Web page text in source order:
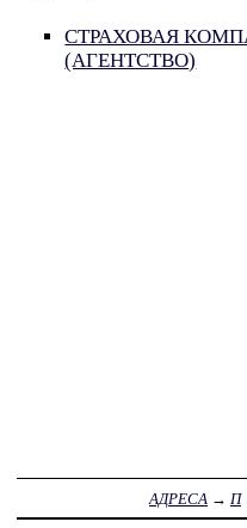
СТРАХОВАЯ
(АГЕНТСТВО)
АДРЕСА → П